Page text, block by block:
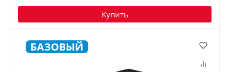
Купить
БАЗОВЫЙ